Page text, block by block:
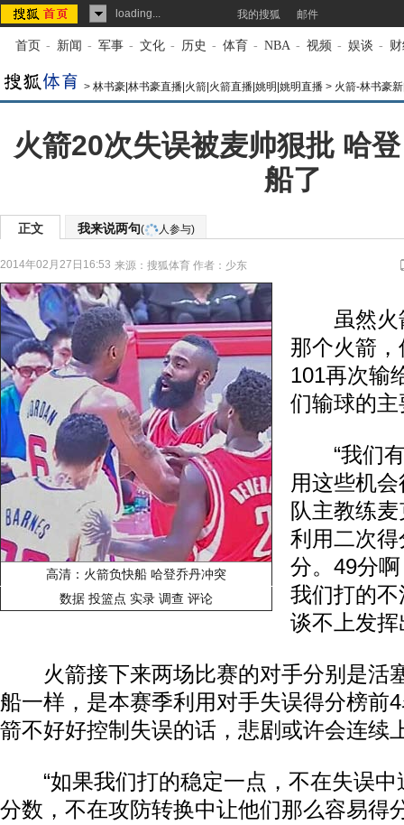
loading... 我的搜狐 邮件
首页 - 新闻 - 军事 - 文化 - 历史 - 体育 - NBA - 视频 - 娱谈 -
> 林书豪|林书豪直播|火箭|火箭直播|姚明|姚明直播 > 火箭-林书豪
火箭20次失误被麦帅狠批 哈
船了
正文 我来说两句( 人参与)
2014年02月27日16:53 来源： 搜狐体育 作者：少东
高清：火箭负快船 哈登乔丹冲突
数据 投篮点 实录 调查 评论
虽然火
那个火箭
101再次输
们输球的
“我们有
用这些机
队主教练
利用二次
分。49分
我们打的
谈不上发挥
火箭接下来两场比赛的对手分别是活
船一样，是本赛季利用对手失误得分榜前
箭不好好控制失误的话，悲剧或许会连续
“如果我们打的稳定一点，不在失误中
分数，不在攻防转换中让他们那么容易得